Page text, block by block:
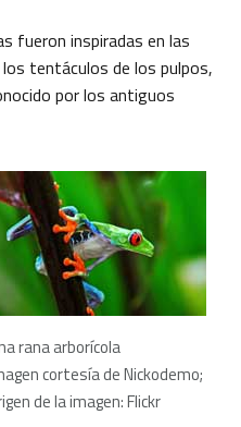
fueron inspiradas en las
tentáculos de los pulpos,
por los antiguos
rana arborícola
cortesía de Nickodemo;
de la imagen: Flickr